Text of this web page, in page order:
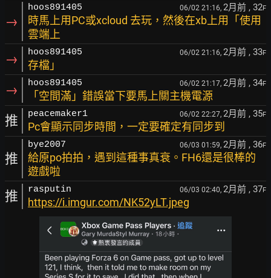
→
hoos891405 06/02 21:16, 2月前 , 32F
時馬上用PC或xcloud 去玩，然後在xb上用「使用
雲端上
→ hoos891405 06/02 21:16, 2月前 , 33F
存檔」
→ hoos891405 06/02 21:17, 2月前 , 34F
「空間滿」錯誤當下要馬上關主機電源
推 peacemaker1 06/02 22:27, 2月前 , 35F
Pc會顯示同步時間，一定要確定有同步到
推
bye2007 06/03 01:59, 2月前 , 36F
給原po拍拍，遇到這種事真衰。FH6還是很棒的
遊戲啦
推 rasputin 06/03 02:40, 2月前 , 37F
https://i.imgur.com/NK52yLT.jpeg